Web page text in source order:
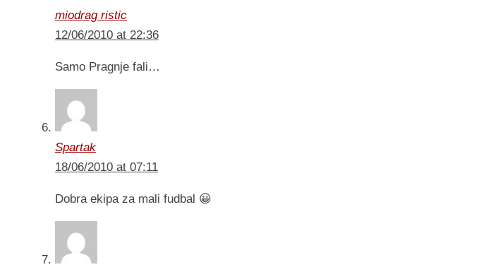
miodrag ristic
12/06/2010 at 22:36
Samo Pragnje fali…
Spartak
18/06/2010 at 07:11
Dobra ekipa za mali fudbal 😀